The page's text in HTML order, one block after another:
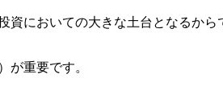
資においての大きな土台となるから
が重要です。